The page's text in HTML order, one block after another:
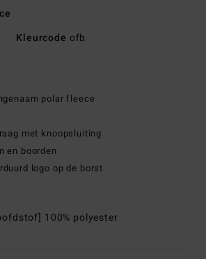
Kleurcode ofb
polar fleece
met knoopsluiting
en boorden
logo op de borst
100% polyester